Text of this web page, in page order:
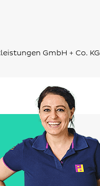
GmbH + Co. KG